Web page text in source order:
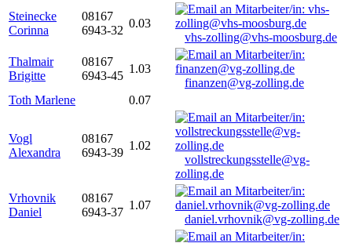
Steinecke
Corinna
08167
6943-32
0.03
vhs-zolling@vhs-moosburg.de
Thalmair
Brigitte
08167
6943-45
1.03
finanzen@vg-zolling.de
Toth Marlene
0.07
Vogl
Alexandra
08167
6943-39
1.02
vollstreckungsstelle@vg-
zolling.de
Vrhovnik
Daniel
08167
6943-37
1.07
daniel.vrhovnik@vg-zolling.de